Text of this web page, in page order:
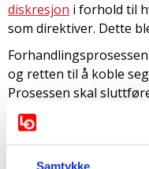
Samtykke
diskresjon i forhold til
som direktiver. Dette
og retten til å koble
Prosessen skal
partene kan be om
nødvendig.
Basert på tidligere